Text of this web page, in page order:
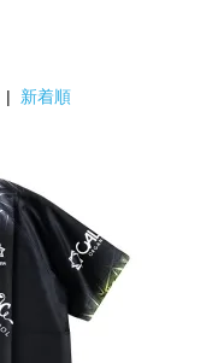
| 新着順